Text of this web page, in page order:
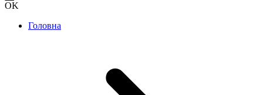
OK
Головна